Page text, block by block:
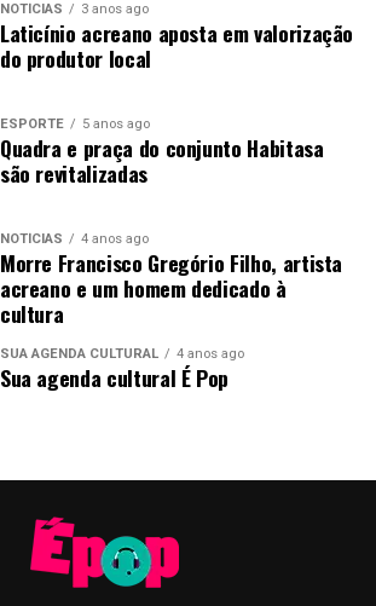
NOTÍCIAS 3 anos ago
Laticínio acreano aposta em valorização
do produtor local
ESPORTE 5 anos ago
Quadra e praça do conjunto Habitasa
são revitalizadas
NOTÍCIAS 4 anos ago
Morre Francisco Gregório Filho, artista
acreano e um homem dedicado à
cultura
SUA AGENDA CULTURAL 4 anos ago
Sua agenda cultural É Pop